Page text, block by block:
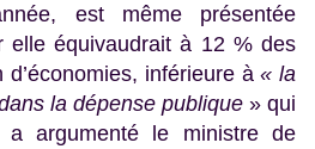
est même présentée
elle équivaudrait à 12 % des
inférieure à « la
la dépense publique » qui
a argumenté le ministre de